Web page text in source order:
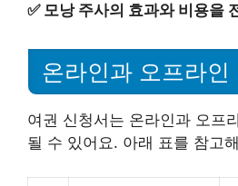
✅ 모낭 주사의 효과와 비용을
온라인과 오프라인
여권 신청서는 온라인과 오프
될 수 있어요. 아래 표를 참고